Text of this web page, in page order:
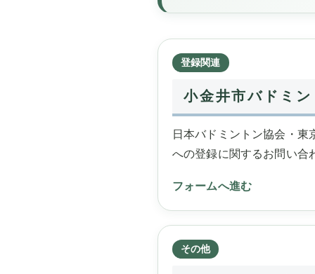
登録関連
小金井市バドミ
日本バドミントン協会・
への登録に関するお問い合
フォームへ進む
その他